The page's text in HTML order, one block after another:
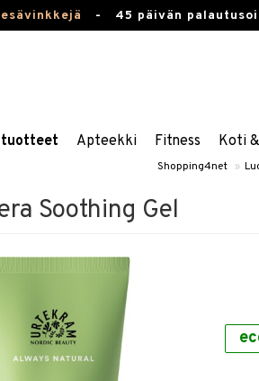
- 45 päivän
Apteekki Fitness Koti
Shopping4net »
Soothing Gel